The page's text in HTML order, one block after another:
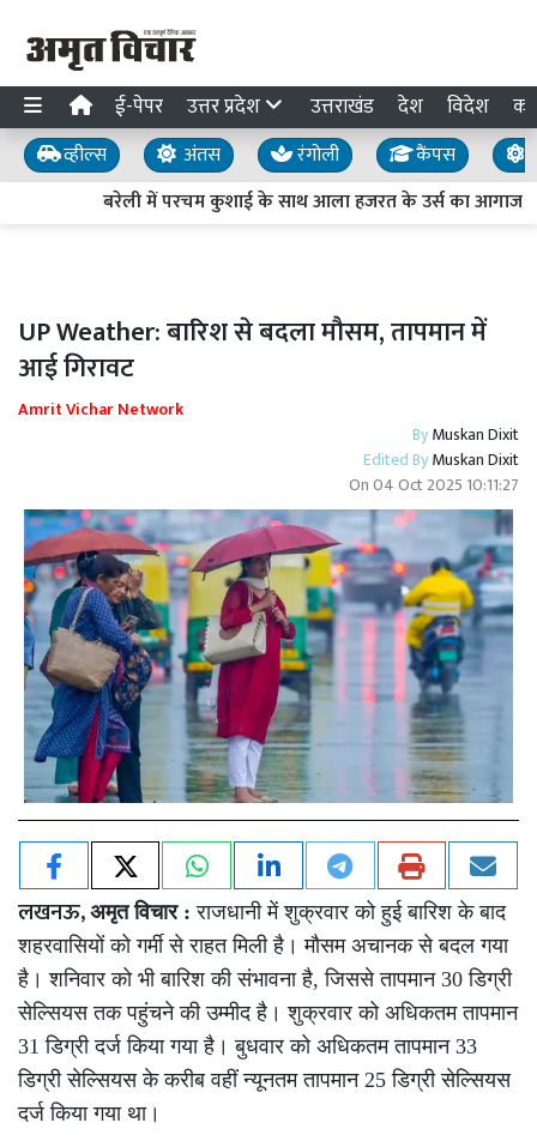
ई-पेपर उत्तर प्रदेश उत्तराखंड देश विदेश
व्हील्स अंतस रंगोली कैंपस
बरेली में परचम कुशाई के साथ आला हजरत के उर्स का आगाज
UP Weather: बारिश से बदला मौसम, तापमान में
आई गिरावट
Amrit Vichar Network
ByMuskan Dixit
Edited ByMuskan Dixit
On04 Oct 2025 10:11:27
लखनऊ, अमृत विचार :राजधानी में शुक्रवार को हुई बारिश के बाद
शहरवासियों को गर्मी से राहत मिली है। मौसम अचानक से बदल गया
है। शनिवार को भी बारिश की संभावना है, जिससे तापमान 30 डिग्री
सेल्सियस तक पहुंचने की उम्मीद है। शुक्रवार को अधिकतम तापमान
31 डिग्री दर्ज किया गया है। बुधवार को अधिकतम तापमान 33
डिग्री सेल्सियस के करीब वहीं न्यूनतम तापमान 25 डिग्री सेल्सियस
दर्ज किया गया था।